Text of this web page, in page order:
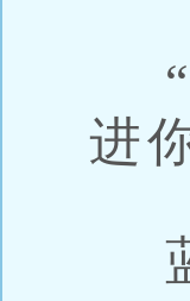
“
进